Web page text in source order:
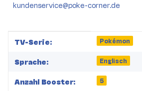
kundenservice@poke-corner.de
Produkteigenschaft
Wert
TV-Serie: Pokémon
Sprache: Englisch
Anzahl Booster: 5